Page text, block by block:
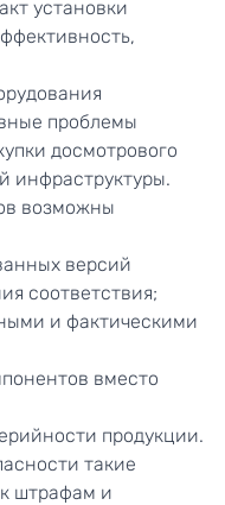
установки
проблемы
досмотрового
инфраструктуры.
возможны
версий
соответствия;
и фактическими
вместо
продукции.
такие
штрафам и